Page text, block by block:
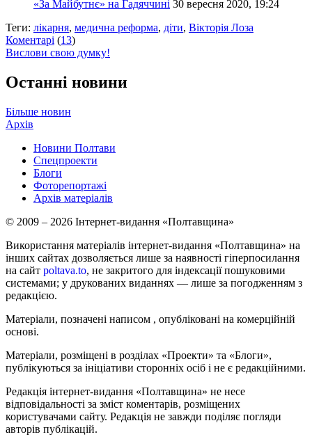
«За Майбутнє» на Гадяччині 30 вересня 2020, 19:24
Теги: лікарня, медична реформа, діти, Вікторія Лоза
Коментарі (13)
Вислови свою думку!
Останні новини
Більше новин
Архів
Новини Полтави
Спецпроекти
Блоги
Фоторепортажі
Архів матеріалів
© 2009 – 2026 Інтернет-видання «Полтавщина»
Використання матеріалів інтернет-видання «Полтавщина» на
інших сайтах дозволяється лише за наявності гіперпосилання
на сайт poltava.to, не закритого для індексації пошуковими
системами; у друкованих виданнях — лише за погодженням з
редакцією.
Матеріали, позначені написом , опубліковані на комерційній
основі.
Матеріали, розміщені в розділах «Проекти» та «Блоги»,
публікуються за ініціативи сторонніх осіб і не є редакційними.
Редакція інтернет-видання «Полтавщина» не несе
відповідальності за зміст коментарів, розміщених
користувачами сайту. Редакція не завжди поділяє погляди
авторів публікацій.